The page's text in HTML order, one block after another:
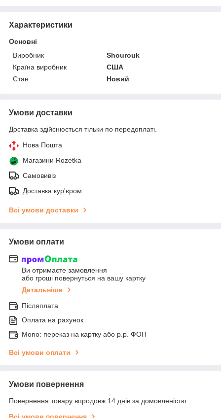
Характеристики
Основні
Виробник
Shourouk
Країна виробник
США
Стан
Новий
Умови доставки
Доставка здійснюється тільки по передоплаті.
Нова Пошта
Магазини Rozetka
Самовивіз
Доставка кур'єром
Всі умови доставки
Умови оплати
Ви отримаєте замовлення
або гроші повернуться на вашу картку
Детальніше
Післяплата
Оплата на рахунок
Mono: переказ на картку або р.р. ФОП
Всі умови оплати
Умови повернення
Повернення товару впродовж 14 днів за домовленістю